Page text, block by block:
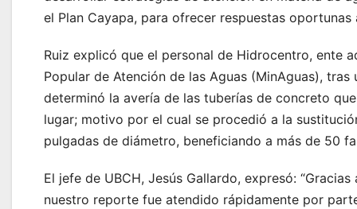
el Plan Cayapa, para ofrecer respuestas oportunas
Ruiz explicó que el personal de Hidrocentro, ente
Popular de Atención de las Aguas (MinAguas), tras
determinó la avería de las tuberías de concreto
lugar; motivo por el cual se procedió a la
pulgadas de diámetro, beneficiando a más de 50
El jefe de UBCH, Jesús Gallardo, expresó:
nuestro reporte fue atendido rápidamente por